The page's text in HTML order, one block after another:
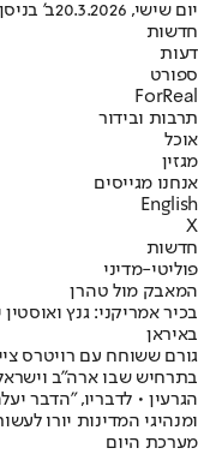
יום שישי, 20.3.2026
ב'
חדשות
דעות
ספורט
ForReal
תרבות ובידור
אוכל
מגזין
אנחנו מגייסים
English
X
חדשות
פוליטי-מדיני
המאבק מול טהרן
בכיר אמריקני: גנץ
באיראן
גורם ששוחח עם רויטרס
בתרחיש שבו ארה"ב
הגרעין • לדבריו, "הדבר
ומנהיגי המדינות יורו
מערכת היום